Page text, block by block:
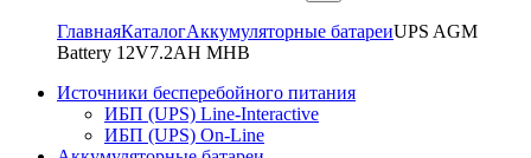
ГлавнаяКаталогАккумуляторные батареиUPS AGM
Battery 12V7.2AH MHB
Источники бесперебойного питания
ИБП (UPS) Line-Interactive
ИБП (UPS) On-Line